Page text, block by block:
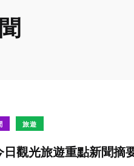
旅遊
日觀光旅遊重點新聞摘